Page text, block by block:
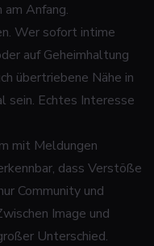
Anfang.
Wer sofort intime
auf Geheimhaltung
übertriebene Nähe in
sein. Echtes Interesse
mit Meldungen
dass Verstöße
Community und
Image und
Unterschied.